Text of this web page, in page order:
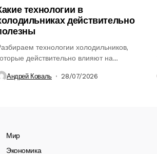
технологии в
действительно
технологии холодильников,
действительно влияют на
удобство использования, хранение
и...
Андрей Коваль 28/07/2026
Мир
Экономика